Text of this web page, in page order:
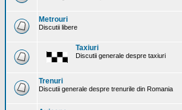
Metrouri
Discutii libere
Taxiuri
Discutii generale despre taxiuri
Trenuri
Discutii generale despre trenurile din Romania